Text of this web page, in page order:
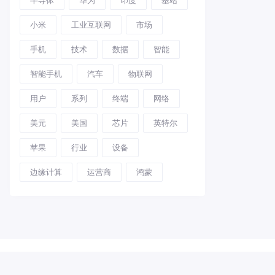
小米 工业互联网 市场
手机 技术 数据 智能
智能手机 汽车 物联网
用户 系列 终端 网络
美元 美国 芯片 英特尔
苹果 行业 设备
边缘计算 运营商 鸿蒙